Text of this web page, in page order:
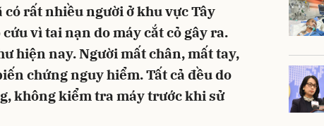
rất nhiều người ở khu vực Tây
vì tai nạn do máy cắt cỏ gây ra.
hiện nay. Người mất chân, mất tay,
chứng nguy hiểm. Tất cả đều do
không kiểm tra máy trước khi sử
Gửi